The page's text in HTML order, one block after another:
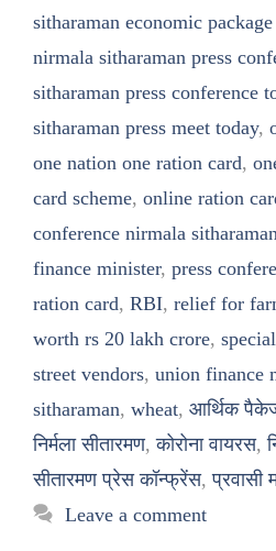
sitharaman economic
nirmala sitharaman press
sitharaman press conference
sitharaman press meet today,
one nation one ration card,
card scheme, online ration
conference nirmala
finance minister, press
ration card, RBI, relief for
worth rs 20 lakh crore,
street vendors, union finance
sitharaman, wheat, आर्थिक
निर्मला सीतारमण,कोरोना वायरस,
सीतारमण प्रेस कॉन्फ्रेंस,प्रवासी
Leave a comment